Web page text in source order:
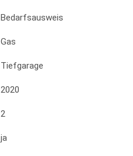
Bedarfsausweis
Gas
Tiefgarage
2020
2
ja